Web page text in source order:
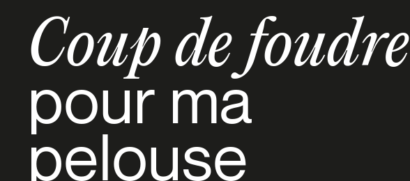
Coup de foudre
pour ma
pelouse